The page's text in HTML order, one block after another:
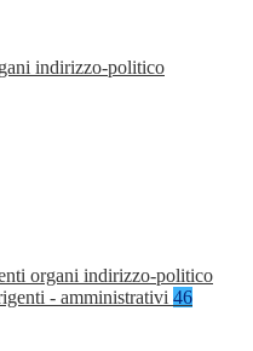
indirizzo-politico
organi indirizzo-politico
- amministrativi 46